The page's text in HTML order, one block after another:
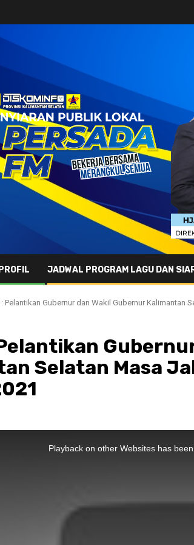
PROFIL JADWAL PROGRAM LAGU DAN
: Pelantikan Gubernur dan Wakil Gubernur Kalimantan
Pelantikan
Selatan Masa